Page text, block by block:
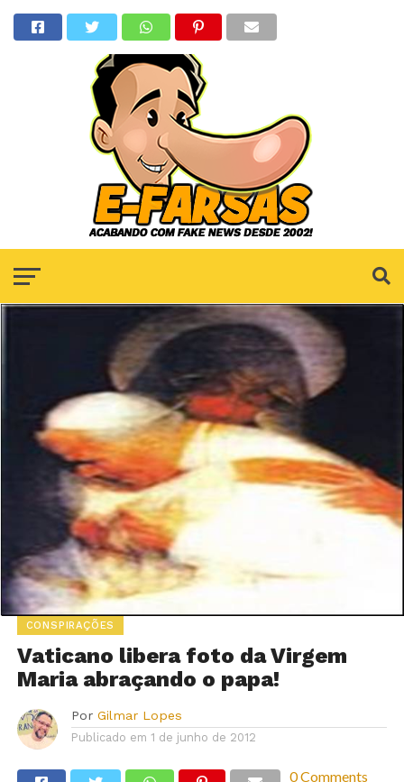
CONSPIRAÇÕES
Vaticano libera foto da Virgem
Maria abraçando o papa!
Por Gilmar Lopes
Publicado em 1 de junho de 2012
0 Comments